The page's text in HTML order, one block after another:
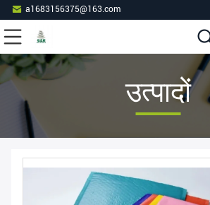
a1683156375@163.com
उत्पादों